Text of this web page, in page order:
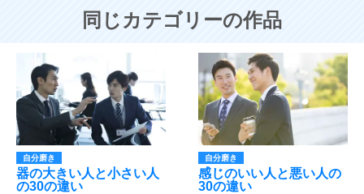
同じカテゴリーの作品
自分磨き
器の大きい人と小さい人
の30の違い
自分磨き
感じのいい人と悪い人の
30の違い